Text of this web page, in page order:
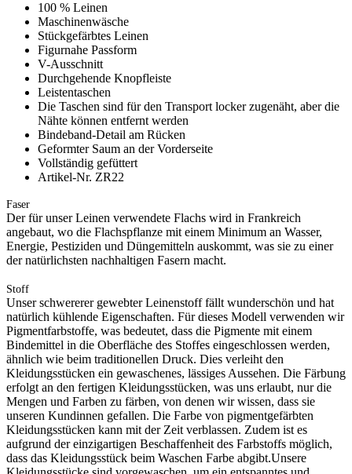
100 % Leinen
Maschinenwäsche
Stückgefärbtes Leinen
Figurnahe Passform
V-Ausschnitt
Durchgehende Knopfleiste
Leistentaschen
Die Taschen sind für den Transport locker zugenäht, aber die
Nähte können entfernt werden
Bindeband-Detail am Rücken
Geformter Saum an der Vorderseite
Vollständig gefüttert
Artikel-Nr. ZR22
Faser
Der für unser Leinen verwendete Flachs wird in Frankreich
angebaut, wo die Flachspflanze mit einem Minimum an Wasser,
Energie, Pestiziden und Düngemitteln auskommt, was sie zu einer
der natürlichsten nachhaltigen Fasern macht.
Stoff
Unser schwererer gewebter Leinenstoff fällt wunderschön und hat
natürlich kühlende Eigenschaften. Für dieses Modell verwenden wir
Pigmentfarbstoffe, was bedeutet, dass die Pigmente mit einem
Bindemittel in die Oberfläche des Stoffes eingeschlossen werden,
ähnlich wie beim traditionellen Druck. Dies verleiht den
Kleidungsstücken ein gewaschenes, lässiges Aussehen. Die Färbung
erfolgt an den fertigen Kleidungsstücken, was uns erlaubt, nur die
Mengen und Farben zu färben, von denen wir wissen, dass sie
unseren Kundinnen gefallen. Die Farbe von pigmentgefärbten
Kleidungsstücken kann mit der Zeit verblassen. Zudem ist es
aufgrund der einzigartigen Beschaffenheit des Farbstoffs möglich,
dass das Kleidungsstück beim Waschen Farbe abgibt.Unsere